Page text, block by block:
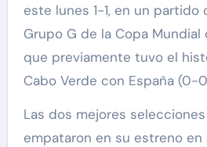
este lunes 1-1, en un
Grupo G de la Copa Mundial
que previamente tuvo el
Cabo Verde con España (0-
Las dos mejores
empataron en su estreno en